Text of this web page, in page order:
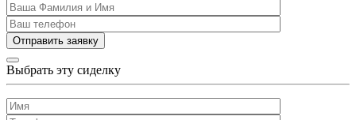
Отправить заявку
Выбрать эту сиделку